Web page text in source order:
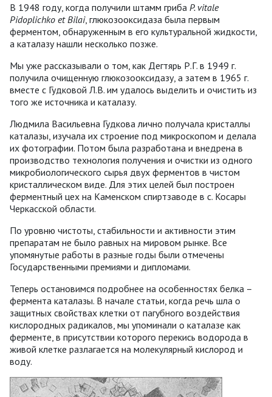
В 1948 году, когда получили штамм гриба P. vitale
Рidoplichko et Bilai, глюкозооксидаза была первым
ферментом, обнаруженным в его культуральной жидкости,
а каталазу нашли несколько позже.
Мы уже рассказывали о том, как Дегтярь Р.Г. в 1949 г.
получила очищенную глюкозооксидазу, а затем в 1965 г.
вместе с Гудковой Л.В. им удалось выделить и очистить из
того же источника и каталазу.
Людмила Васильевна Гудкова лично получала кристаллы
каталазы, изучала их строение под микроскопом и делала
их фотографии. Потом была разработана и внедрена в
производство технология получения и очистки из одного
микробиологического сырья двух ферментов в чистом
кристаллическом виде. Для этих целей был построен
ферментный цех на Каменском спиртзаводе в с. Косары
Черкасской области.
По уровню чистоты, стабильности и активности этим
препаратам не было равных на мировом рынке. Все
упомянутые работы в разные годы были отмечены
Государственными премиями и дипломами.
Теперь остановимся подробнее на особенностях белка –
фермента каталазы. В начале статьи, когда речь шла о
защитных свойствах клетки от пагубного воздействия
кислородных радикалов, мы упоминали о каталазе как
ферменте, в присутствии которого перекись водорода в
живой клетке разлагается на молекулярный кислород и
воду.